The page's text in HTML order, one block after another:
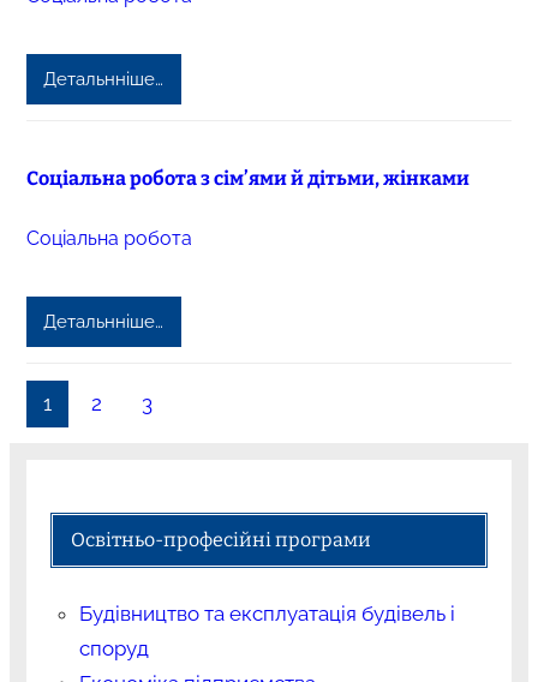
Детальнніше…
Соціальна робота з сім’ями й дітьми, жінками
Соціальна робота
Детальнніше…
1 2 3
Освітньо-професійні програми
Будівництво та експлуатація будівель і
споруд